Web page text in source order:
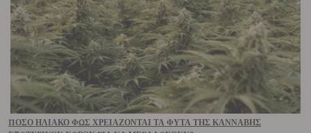
ΠΌΣΟ ΗΛΙΑΚΌ ΦΩΣ ΧΡΕΙΆΖΟΝΤΑΙ ΤΑ ΦΥΤΆ ΤΗΣ ΚΆΝΝΑΒΗΣ